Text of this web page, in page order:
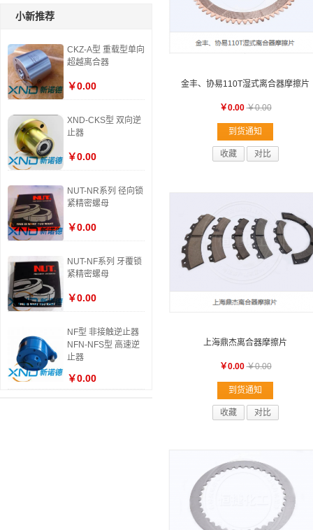
小新推荐
CKZ-A型 重载型单向
超越离合器
￥0.00
XND-CKS型 双向逆
止器
￥0.00
NUT-NR系列 径向锁
紧精密螺母
￥0.00
NUT-NF系列 牙覆锁
紧精密螺母
￥0.00
NF型 非接触逆止器
NFN-NFS型 高速逆
止器
￥0.00
金丰、协易110T湿式离合器摩擦片
￥0.00 ￥0.00
到货通知
收藏 对比
上海鼎杰离合器摩擦片
￥0.00 ￥0.00
到货通知
收藏 对比